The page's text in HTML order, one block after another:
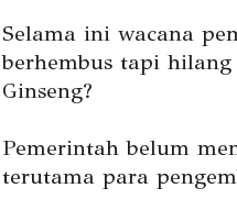
Selama ini wacana
berhembus tapi
Ginseng?
Pemerintah belum
terutama para